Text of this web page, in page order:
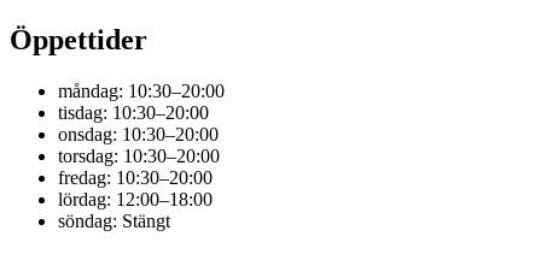
Öppettider
måndag: 10:30–20:00
tisdag: 10:30–20:00
onsdag: 10:30–20:00
torsdag: 10:30–20:00
fredag: 10:30–20:00
lördag: 12:00–18:00
söndag: Stängt